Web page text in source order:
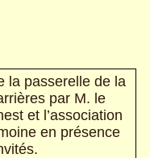
la passerelle de la
par M. le
et l’association
en présence